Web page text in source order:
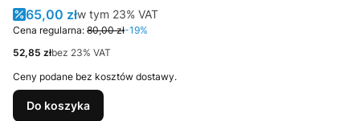
Cena promocyjna brutto
65,00 złw tym %s VAT
w tym 23% VAT
Cena regularna: 80,00 zł-19%
Cena netto
52,85 złbez 23% VAT
Ceny podane bez kosztów dostawy.
Do koszyka